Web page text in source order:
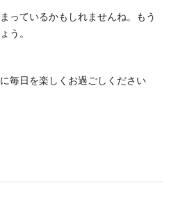
っているかもしれませんね。もう
う。
毎日を楽しくお過ごしください